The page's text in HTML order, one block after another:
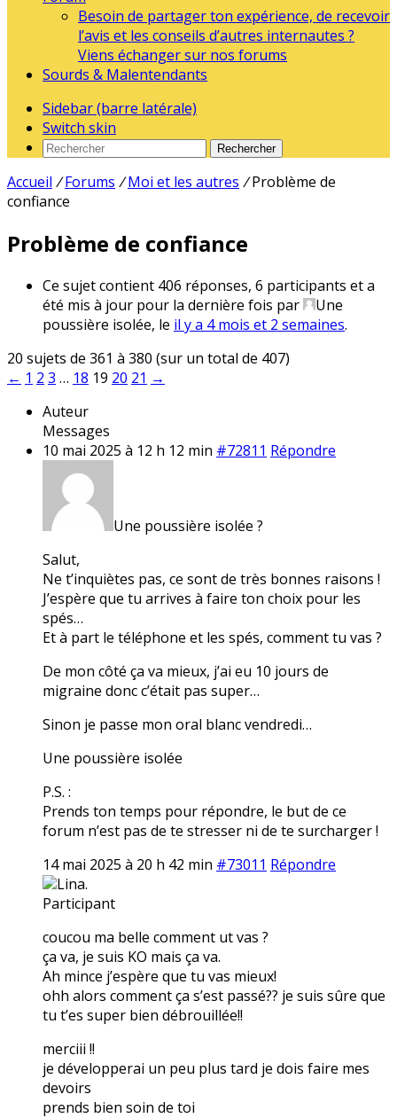
Besoin de partager ton expérience, de recevoir
l’avis et les conseils d’autres internautes ?
Viens échanger sur nos forums
Sourds & Malentendants
Sidebar (barre latérale)
Switch skin
Rechercher
Accueil / Forums / Moi et les autres / Problème de
confiance
Problème de confiance
Ce sujet contient 406 réponses, 6 participants et a
été mis à jour pour la dernière fois par
Une
poussière isolée, le il y a 4 mois et 2 semaines.
20 sujets de 361 à 380 (sur un total de 407)
← 1 2 3 … 18 19 20 21 →
Auteur
Messages
10 mai 2025 à 12 h 12 min #72811 Répondre
Une poussière isolée ?
Salut,
Ne t’inquiètes pas, ce sont de très bonnes raisons !
J’espère que tu arrives à faire ton choix pour les
spés…
Et à part le téléphone et les spés, comment tu vas ?
De mon côté ça va mieux, j’ai eu 10 jours de
migraine donc c’était pas super…
Sinon je passe mon oral blanc vendredi…
Une poussière isolée
P.S. :
Prends ton temps pour répondre, le but de ce
forum n’est pas de te stresser ni de te surcharger !
14 mai 2025 à 20 h 42 min #73011 Répondre
Lina.
Participant
coucou ma belle comment ut vas ?
ça va, je suis KO mais ça va.
Ah mince j’espère que tu vas mieux!
ohh alors comment ça s’est passé?? je suis sûre que
tu t’es super bien débrouillée!!
merciii !!
je développerai un peu plus tard je dois faire mes
devoirs
prends bien soin de toi